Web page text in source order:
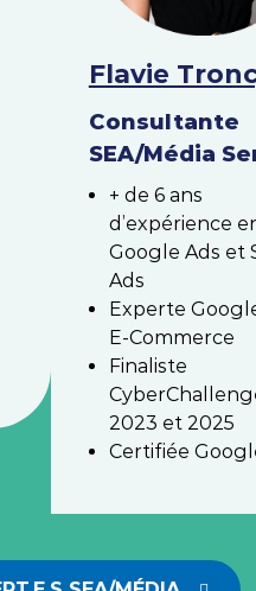
Flavie
Consultante
SEA/Média
+ de 6 ans
d’expérience
Google Ads et
Ads
Experte
E-Commerce
Finaliste
2023 et 2025
Certifiée